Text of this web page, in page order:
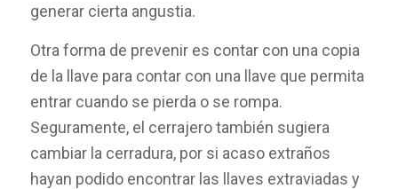
generar cierta angustia.
Otra forma de prevenir es contar con una copia
de la llave para contar con una llave que permita
entrar cuando se pierda o se rompa.
Seguramente, el cerrajero también sugiera
cambiar la cerradura, por si acaso extraños
hayan podido encontrar las llaves extraviadas y